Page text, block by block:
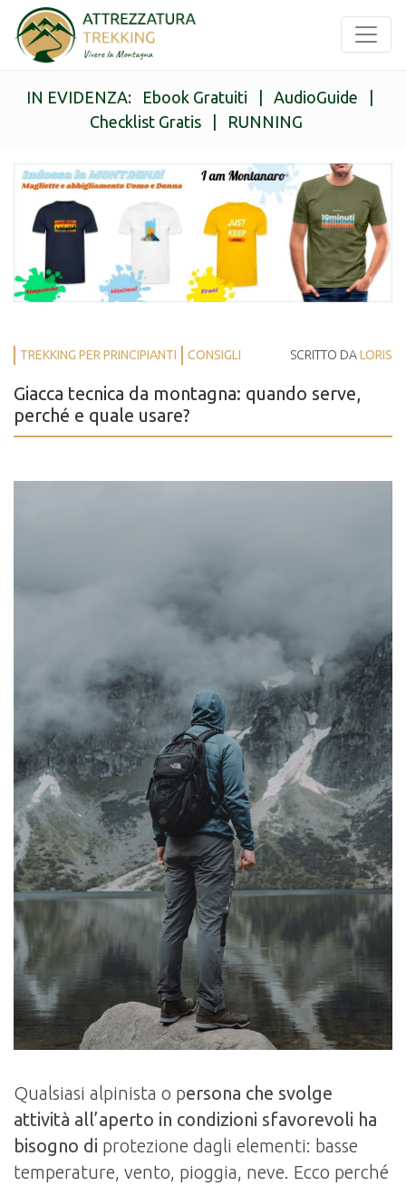
IN EVIDENZA: Ebook Gratuiti AudioGuide
Checklist Gratis| RUNNING
TREKKING PER PRINCIPIANTI CONSIGLI SCRITTO DALORIS
Giacca tecnica da montagna: quando serve,
perché e quale usare?
Qualsiasi alpinista o persona che svolge
attività all’aperto in condizioni sfavorevoli ha
bisogno di protezione dagli elementi: basse
temperature, vento, pioggia, neve. Ecco perché